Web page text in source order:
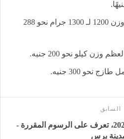
بلغ سعر دجاجة كاملة وزن 1200 لـ 1300 جرام نحو 288
كيلو نحو 200 جنيه.
نحو 300 جنيه.
السابق
بيان نجاح الثانوية العامة 2026، تعرف على الرسوم المقررة -
برس